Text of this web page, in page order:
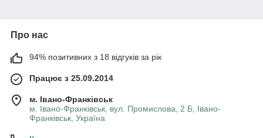
Про нас
94% позитивних з 18 відгуків за рік
Працює з 25.09.2014
м. Івано-Франківськ
м. Івано-Франківськ, вул. Промислова, 2 Б, Івано-
Франківськ, Україна